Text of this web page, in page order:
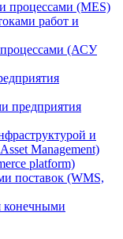
процессами (MES)
работ и
процессами (АСУ
предприятия
и
Management)
platform)
поставок (WMS,
конечными